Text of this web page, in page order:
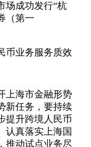
场成功发行“杭
（第一
币业务服务质效
上海市金融形势
新任务，要持续
提升跨境人民币
认真落实上海国
推动试点业务尽